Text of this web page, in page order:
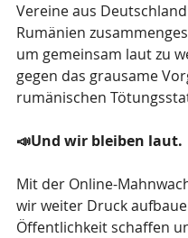
Vereine aus
Rumänien
um gemeinsam laut zu
gegen das grausame
rumänischen
📣Und wir bleiben laut.
Mit der Online-
wir weiter Druck
Öffentlichkeit schaffen